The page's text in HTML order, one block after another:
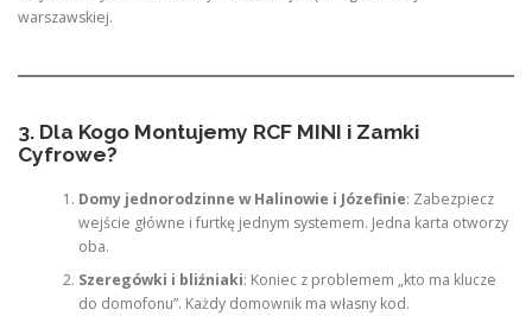
warszawskiej.
3. Dla Kogo Montujemy RCF MINI i Zamki
Cyfrowe?
Domy jednorodzinne w Halinowie i Józefinie: Zabezpiecz
wejście główne i furtkę jednym systemem. Jedna karta otworzy
oba.
Szeregówki i bliźniaki: Koniec z problemem „kto ma klucze
do domofonu”. Każdy domownik ma własny kod.